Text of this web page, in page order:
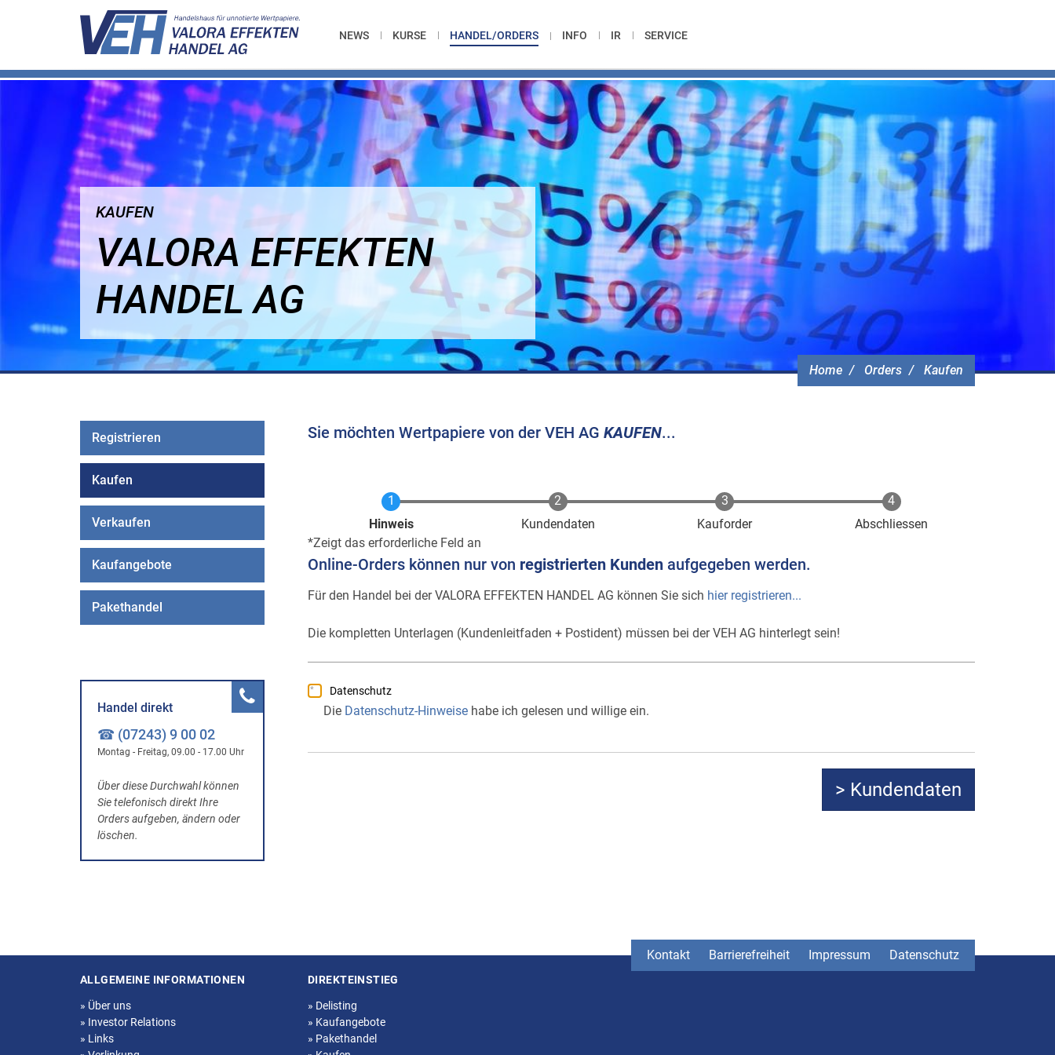
NEWS KURSE HANDEL/ORDERS INFO IR SERVICE
Home Orders Kaufen
KAUFEN
VALORA EFFEKTEN
HANDEL AG
Sie möchten Wertpapiere von der VEH AG KAUFEN...
Aktuell
Hinweis Kundendaten Kauforder
Abschliessen
Zeigt das erforderliche Feld an
Online-Orders können nur von registrierten Kunden aufgegeben werden.
Für den Handel bei der VALORA EFFEKTEN HANDEL AG können Sie sich hier registrieren...
Die kompletten Unterlagen (Kundenleitfaden + Postident) müssen bei der VEH AG hinterlegt sein!
Datenschutz
Die Datenschutz-Hinweise habe ich gelesen und willige ein.
Registrieren
Kaufen
Verkaufen
Kaufangebote
Pakethandel
Handel direkt
☎ (07243) 9 00 02
Montag - Freitag, 09.00 - 17.00 Uhr
Über diese Durchwahl können
Sie telefonisch direkt Ihre
Orders aufgeben, ändern oder
löschen.
Kontakt Barrierefreiheit Impressum Datenschutz
Seitenstruktur
ALLGEMEINE INFORMATIONEN
» Über uns
» Investor Relations
» Links
DIREKTEINSTIEG
» Delisting
» Kaufangebote
» Pakethandel